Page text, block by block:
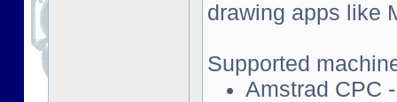
drawing apps like
Supported
Amstrad CPC